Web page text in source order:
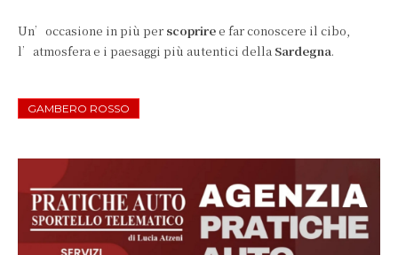
Un’occasione in più per scopriree far conoscere il cibo,
l’atmosfera e i paesaggi più autentici della Sardegna.
GAMBERO ROSSO